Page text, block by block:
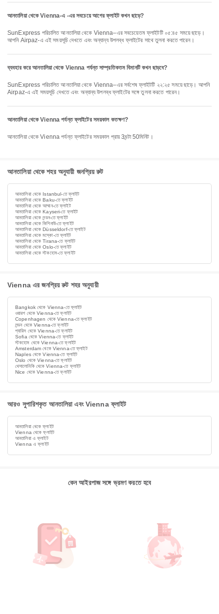
আনতালিয়া থেকে Vienna-এ -এর সবচেয়ে আগের ফ্লাইট কখন ছাড়ে?
SunExpress পরিচালিত আনতালিয়া থেকে Vienna–এর সবচেয়েতম ফ্লাইটটি ০৫:৪৫ সময়ে ছাড়ে।
আপনি Airpaz-এ এই সময়সূচি দেখতে এবং অন্যান্য উপলব্ধ ফ্লাইটের সাথে তুলনা করতে পারেন।
ব্যবহার করে আনতালিয়া থেকে Vienna পর্যন্ত সাম্প্রতিকতম বিমানটি কখন ছাড়বে?
SunExpress পরিচালিত আনতালিয়া থেকে Vienna–এর সর্বশেষ ফ্লাইটটি ২২:২৫ সময়ে ছাড়ে। আপনি
Airpaz-এ এই সময়সূচি দেখতে এবং অন্যান্য উপলব্ধ ফ্লাইটের সঙ্গে তুলনা করতে পারেন।
আনতালিয়া থেকে Vienna পর্যন্ত ফ্লাইটের সময়কাল কতক্ষণ?
আনতালিয়া থেকে Vienna পর্যন্ত ফ্লাইটের সময়কাল প্রায় 3ঘন্টা 50মিনিট।
আনতালিয়া থেকে শহর অনুযায়ী জনপ্রিয় রুট
আনতালিয়া থেকে Istanbul-তে ফ্লাইট
আনতালিয়া থেকে Baku-তে ফ্লাইট
আনতালিয়া থেকে আম্মান-তে ফ্লাইট
আনতালিয়া থেকে Kayseri-তে ফ্লাইট
আনতালিয়া থেকে লন্ডন-তে ফ্লাইট
আনতালিয়া থেকে কিশিনাউ-তে ফ্লাইট
আনতালিয়া থেকে Düsseldorf-তে ফ্লাইট
আনতালিয়া থেকে মস্কো-তে ফ্লাইট
আনতালিয়া থেকে Tirana-তে ফ্লাইট
আনতালিয়া থেকে Oslo-তে ফ্লাইট
আনতালিয়া থেকে স্টকহোম-তে ফ্লাইট
Vienna এর জনপ্রিয় রুট শহর অনুযায়ী
Bangkok থেকে Vienna-তে ফ্লাইট
ওয়ারশ থেকে Vienna-তে ফ্লাইট
Copenhagen থেকে Vienna-তে ফ্লাইট
লন্ডন থেকে Vienna-তে ফ্লাইট
প্যারিস থেকে Vienna-তে ফ্লাইট
Sofia থেকে Vienna-তে ফ্লাইট
স্টকহোম থেকে Vienna-তে ফ্লাইট
Amsterdam থেকে Vienna-তে ফ্লাইট
Naples থেকে Vienna-তে ফ্লাইট
Oslo থেকে Vienna-তে ফ্লাইট
থেসালোনিকি থেকে Vienna-তে ফ্লাইট
Nice থেকে Vienna-তে ফ্লাইট
আরও সুপারিশকৃত আনতালিয়া এবং Vienna ফ্লাইট
আনতালিয়া থেকে ফ্লাইট
Vienna থেকে ফ্লাইট
আনতালিয়া এ ফ্লাইট
Vienna এ ফ্লাইট
কেন আইরপাজ সঙ্গে ভ্রমণ করতে হবে